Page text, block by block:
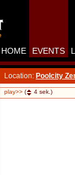
HOME EVENTS
Location: Poolcity
play>> ( 4 sek.)